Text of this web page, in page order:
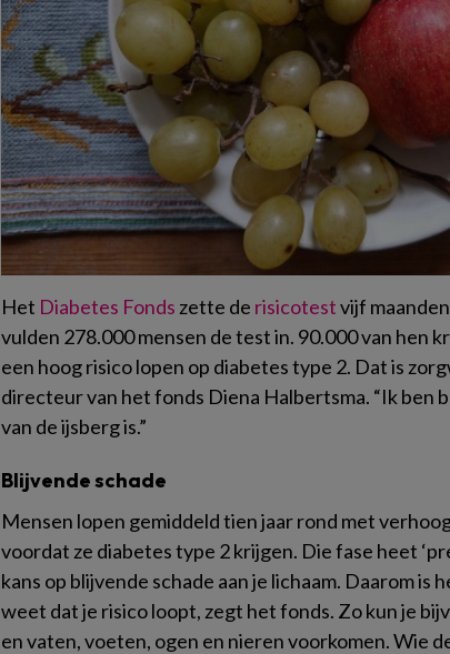
Het Diabetes Fonds zette de risicotestvijf
vulden 278.000 mensen de test in. 90.000 van hen
een hoog risico lopen op diabetes type 2. Dat is
directeur van het fonds Diena Halbertsma. “Ik ben
van de ijsberg is.”
Blijvende schade
Mensen lopen gemiddeld tien jaar rond met
voordat ze diabetes type 2 krijgen. Die fase heet
kans op blijvende schade aan je lichaam. Daarom is
weet dat je risico loopt, zegt het fonds. Zo kun je
en vaten, voeten, ogen en nieren voorkomen. Wie